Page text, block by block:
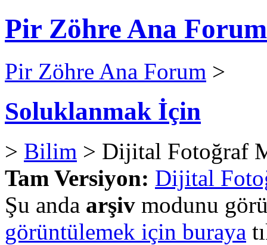
Pir Zöhre Ana Forum
Pir Zöhre Ana Forum >
Soluklanmak İçin
> Bilim > Dijital Fotoğraf
Tam Versiyon: Dijital
Şu anda arşiv modunu
görüntülemek için buraya